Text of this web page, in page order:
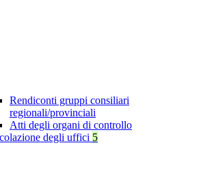
Rendiconti gruppi consiliari
regionali/provinciali
Atti degli organi di controllo
degli uffici 5